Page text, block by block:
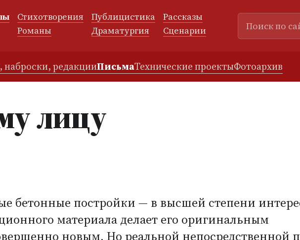
Стихотворения Публицистика
Рассказы
Романы Драматургия Сценарии
наброски, редакцииПисьмаТехнические проектыФотоархив
лицу
бетонные постройки — в высшей степени
материала делает его оригинальным
новым. Но реальной непосредственной